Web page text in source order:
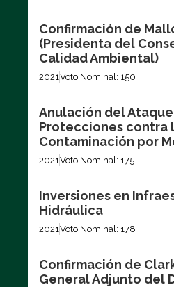
Confirmación de
(Presidenta del
Calidad Ambiental)
2021Voto Nominal: 150
Anulación del
Protecciones contra
Contaminación por
2021Voto Nominal: 175
Inversiones en
Hidráulica
2021Voto Nominal: 178
Confirmación de
General Adjunto del